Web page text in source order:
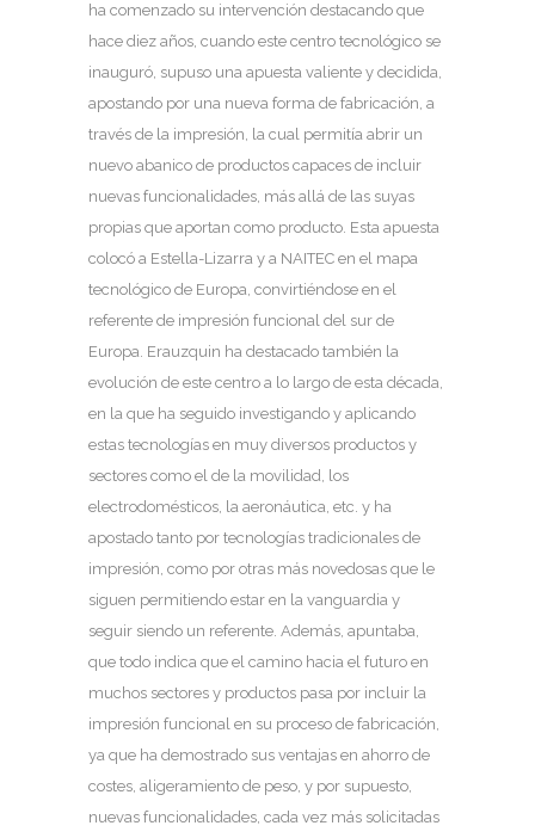
ha comenzado su intervención destacando que
hace diez años, cuando este centro tecnológico se
inauguró, supuso una apuesta valiente y decidida,
apostando por una nueva forma de fabricación, a
través de la impresión, la cual permitía abrir un
nuevo abanico de productos capaces de incluir
nuevas funcionalidades, más allá de las suyas
propias que aportan como producto. Esta apuesta
colocó a Estella-Lizarra y a NAITEC en el mapa
tecnológico de Europa, convirtiéndose en el
referente de impresión funcional del sur de
Europa. Erauzquin ha destacado también la
evolución de este centro a lo largo de esta década,
en la que ha seguido investigando y aplicando
estas tecnologías en muy diversos productos y
sectores como el de la movilidad, los
electrodomésticos, la aeronáutica, etc. y ha
apostado tanto por tecnologías tradicionales de
impresión, como por otras más novedosas que le
siguen permitiendo estar en la vanguardia y
seguir siendo un referente. Además, apuntaba,
que todo indica que el camino hacia el futuro en
muchos sectores y productos pasa por incluir la
impresión funcional en su proceso de fabricación,
ya que ha demostrado sus ventajas en ahorro de
costes, aligeramiento de peso, y por supuesto,
nuevas funcionalidades, cada vez más solicitadas